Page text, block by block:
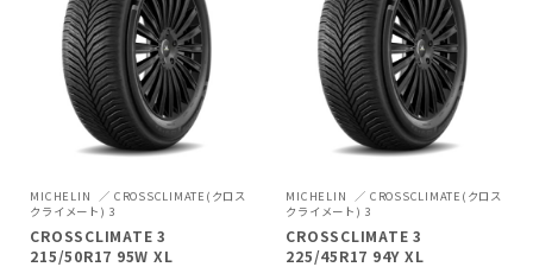
MICHELIN
CROSSCLIMATE(クロス
クライメート) 3
CROSSCLIMATE 3
215/50R17 95W XL
MICHELIN
CROSSCLIMATE(クロス
クライメート) 3
CROSSCLIMATE 3
225/45R17 94Y XL